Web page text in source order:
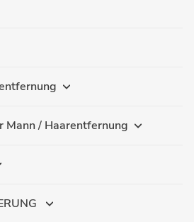
Mann / Haarentfernung